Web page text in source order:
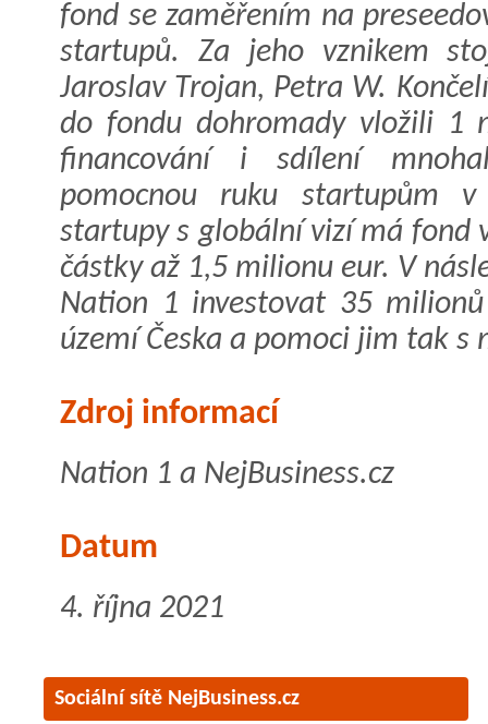
fond se zaměřením na
startupů. Za jeho vznikem
Jaroslav Trojan, Petra W.
do fondu dohromady vložili 1
financování i sdílení
pomocnou ruku startupům
startupy s globální vizí má fond
částky až 1,5 milionu eur. V
Nation 1 investovat 35
území Česka a pomoci jim tak s
Zdroj informací
Nation 1 a NejBusiness.cz
Datum
4. října 2021
Sociální sítě NejBusiness.cz